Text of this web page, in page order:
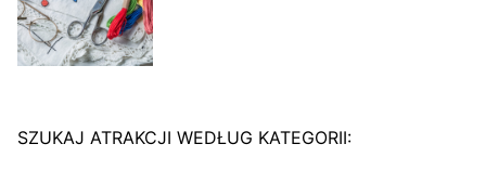
SZUKAJ ATRAKCJI WEDŁUG KATEGORII: